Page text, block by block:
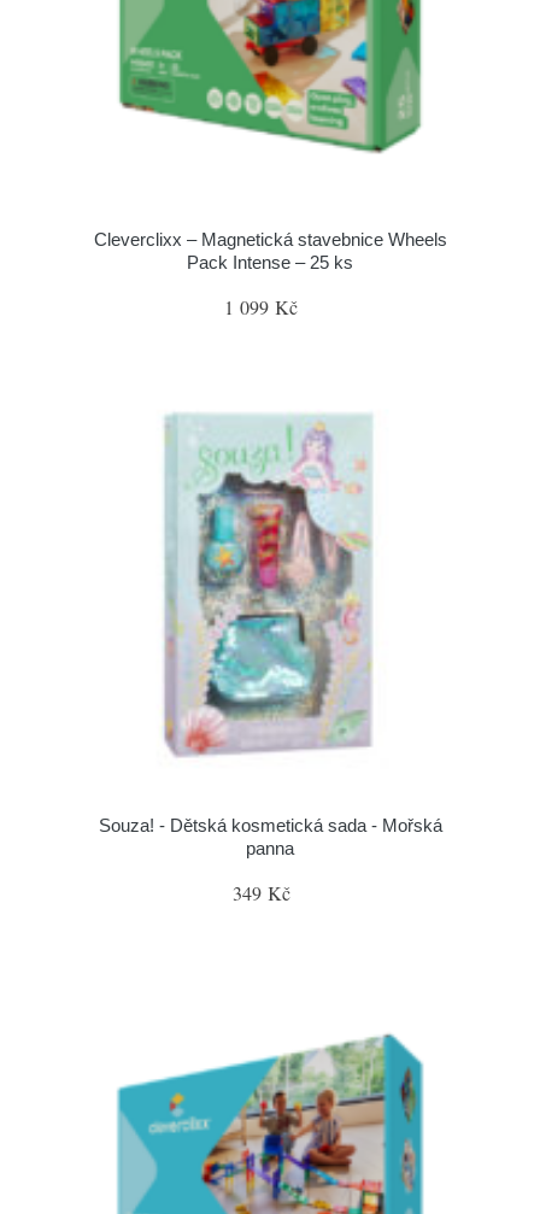
Cleverclixx – Magnetická stavebnice Wheels
Pack Intense – 25 ks
1 099 Kč
Souza! - Dětská kosmetická sada - Mořská
panna
349 Kč